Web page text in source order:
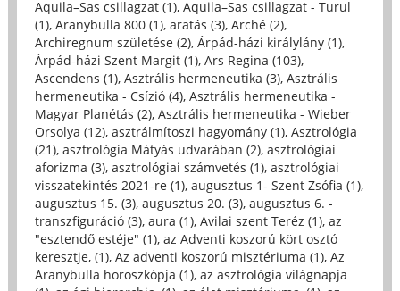
Aquila–Sas csillagzat (1), Aquila–Sas csillagzat - Turul
(1), Aranybulla 800 (1), aratás (3), Arché (2),
Archiregnum születése (2), Árpád-házi királylány (1),
Árpád-házi Szent Margit (1), Ars Regina (103),
Ascendens (1), Asztrális hermeneutika (3), Asztrális
hermeneutika - Csízió (4), Asztrális hermeneutika -
Magyar Planétás (2), Asztrális hermeneutika - Wieber
Orsolya (12), asztrálmítoszi hagyomány (1), Asztrológia
(21), asztrológia Mátyás udvarában (2), asztrológiai
aforizma (3), asztrológiai számvetés (1), asztrológiai
visszatekintés 2021-re (1), augusztus 1- Szent Zsófia (1),
augusztus 15. (3), augusztus 20. (3), augusztus 6. -
transzfiguráció (3), aura (1), Avilai szent Teréz (1), az
"esztendő estéje" (1), az Adventi koszorú kört osztó
keresztje, (1), Az adventi koszorú misztériuma (1), Az
Aranybulla horoszkópja (1), az asztrológia világnapja